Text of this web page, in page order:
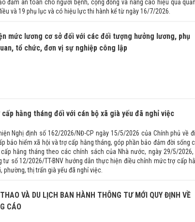
đảm an toàn cho người bệnh, cộng đồng và nâng cao hiệu quả
và 19 phụ lục và có hiệu lực thi hành kể từ ngày 16/7/2026.
mức lương cơ sở đối với các đối tượng hưởng lương, phụ
tổ chức, đơn vị sự nghiệp công lập
hằng tháng đối với cán bộ xã già yếu đã nghỉ việc
Nghị định số 162/2026/NĐ-CP ngày 15/5/2026 của Chính phủ về
bảo hiểm xã hội và trợ cấp hằng tháng, góp phần bảo đảm đời sống
hằng tháng theo các chính sách của Nhà nước, ngày 29/5/2026,
tư số 12/2026/TT-BNV hướng dẫn thực hiện điều chỉnh mức trợ cấp
phường, thị trấn già yếu đã nghỉ việc.
VÀ DU LỊCH BAN HÀNH THÔNG TƯ MỚI QUY ĐỊNH VỀ
CÁO